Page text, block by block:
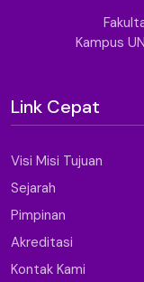
Kampus
Link Cepat
Visi Misi Tujuan
Sejarah
Pimpinan
Akreditasi
Kontak Kami